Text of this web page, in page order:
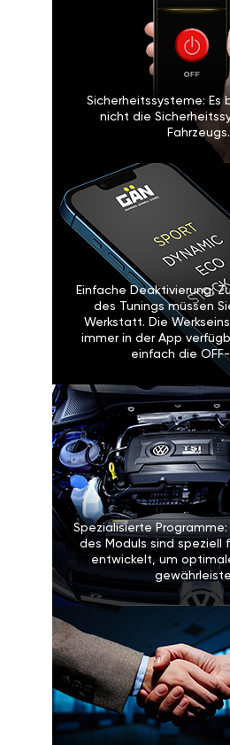
Sicherheitssysteme: Es
nicht die
Fahrzeugs.
Einfache Deaktivierung:
des Tunings müssen
Werkstatt. Die
immer in der App
einfach die
Spezialisierte
des Moduls sind speziell
entwickelt, um